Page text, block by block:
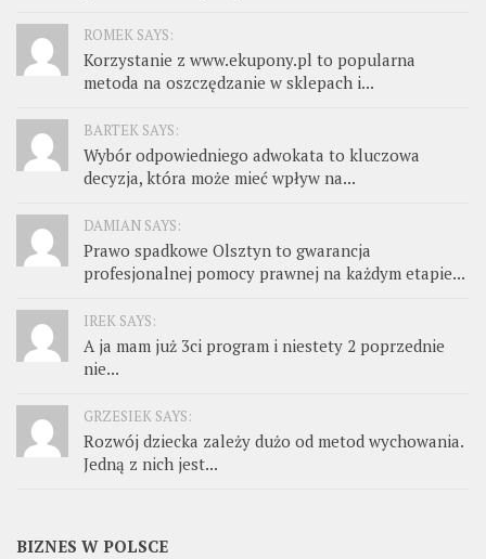
ROMEK SAYS:
Korzystanie z www.ekupony.pl to popularna
metoda na oszczędzanie w sklepach i...
BARTEK SAYS:
Wybór odpowiedniego adwokata to kluczowa
decyzja, która może mieć wpływ na...
DAMIAN SAYS:
Prawo spadkowe Olsztyn to gwarancja
profesjonalnej pomocy prawnej na każdym etapie...
IREK SAYS:
A ja mam już 3ci program i niestety 2 poprzednie
nie...
GRZESIEK SAYS:
Rozwój dziecka zależy dużo od metod wychowania.
Jedną z nich jest...
BIZNES W POLSCE